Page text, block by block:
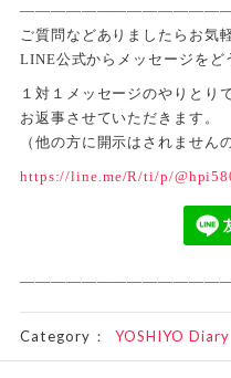
ご質問などありましたらお気
LINE公式からメッセージをど
１対１メッセージのやりとり
お返事させていただきます。
（他の方に開示はされません
https://line.me/R/ti/p/
Category： YOSHIYO Diary